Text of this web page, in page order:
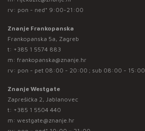
rv: pon - ned* 9:00-21:00
Znanje Frankopanska
Frankopanska 5a, Zagreb
t: +385 1 5574 883
m: frankopanska@znanje.hr
rv: pon - pet 08:00 - 20:00 ; sub 08:00 - 15:00
Znanje Westgate
Zaprešićka 2, Jablanovec
t: +385 1 5504 440
m: westgate@znanje.hr